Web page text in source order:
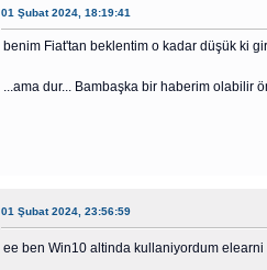
01 Şubat 2024, 18:19:41
benim Fiat'tan beklentim o kadar düşük ki
...ama dur... Bambaşka bir haberim olabilir
01 Şubat 2024, 23:56:59
ee ben Win10 altinda kullaniyordum elearni